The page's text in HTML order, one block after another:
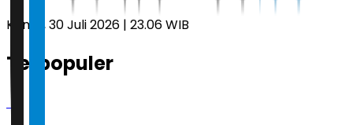
Kamis, 30 Juli 2026 | 23.06 WIB
Terpopuler
1